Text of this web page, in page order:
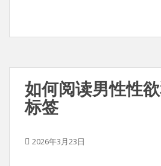
如何阅读男性性
标签
2026年3月23日